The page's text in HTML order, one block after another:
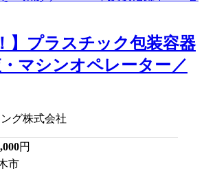
】プラスチック包装容器
マシンオペレーター／
グ株式会社
円
市